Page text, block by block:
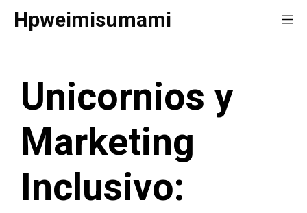
SaltarHpweimisumami
Unicornios y
Marketing
Inclusivo: